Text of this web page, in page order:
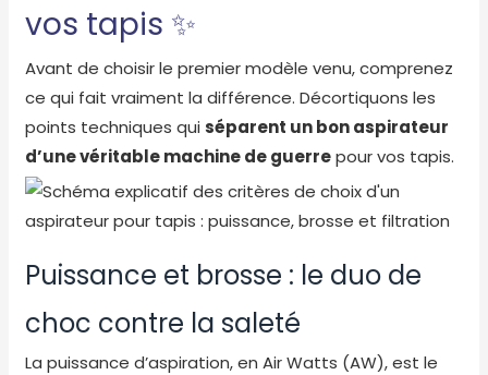
vos tapis ✨
Avant de choisir le premier modèle venu, comprenez
ce qui fait vraiment la différence. Décortiquons les
points techniques quiséparent un bon aspirateur
d’une véritable machine de guerrepour vos tapis.
Puissance et brosse : le duo de
choc contre la saleté
La puissance d’aspiration, en Air Watts (AW), est le